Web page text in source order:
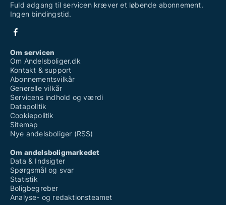
Fuld adgang til servicen kræver et løbende abonnement.
Ingen bindingstid.
Om servicen
Om Andelsboliger.dk
Kontakt & support
Abonnementsvilkår
Generelle vilkår
Servicens indhold og værdi
Datapolitik
Cookiepolitik
Sitemap
Nye andelsboliger (RSS)
Om andelsboligmarkedet
Data & Indsigter
Spørgsmål og svar
Statistik
Boligbegreber
Analyse- og redaktionsteamet